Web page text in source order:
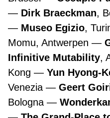
Dirk Braeckman,
Museo Egizio,
Momu, Antwerpen
Infinitive Mutability,
Kong
Yun Hyong-
Venezia
Geert
Bologna